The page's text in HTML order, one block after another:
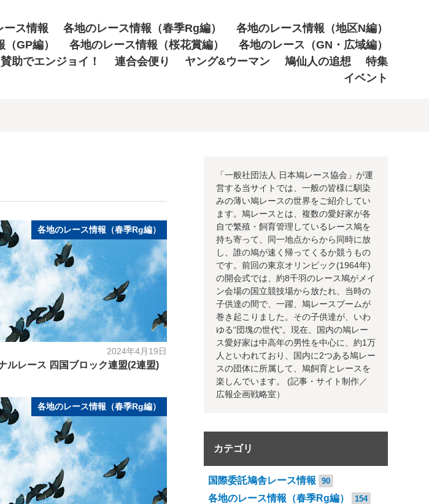
ース情報 各地のレース情報（春季Rg編）
各地のレース情報（地区N編）
GP編）
各地のレース情報（桜花賞編）
各地のレース（GN・広域編）
賛助でエンジョイ！ 連合会便り ヤング&ウーマン 鳩仙人の追想
特集
イベント
各地のレース情報（春季Rg編）
2024年4月19日
ルレース 四国ブロック連盟(2連盟)
各地のレース情報（春季Rg編）
「一般社団法人 日本鳩レース協会」が運
営する当サイトでは、一般の皆様に馴染
みの薄い鳩レースの世界をご紹介してい
ます。鳩レースとは、複数の愛好家が各
自で繁殖・飼育管理しているレース鳩を
持ち寄って、同一地点からから同時に放
し、誰の鳩が速く帰ってくるか競うもの
です。前回の東京オリンピック(1964年)
の開会式では、約8千羽のレース鳩がメイ
ン会場の国立競技場から放たれ、当時の
子供達の間で、一躍、鳩レースブームが
巻き起こりました。その子供達が、いわ
ゆる“団塊の世代”。現在、国内の鳩レー
ス愛好家は中高年の男性を中心に、約1万
人といわれており、国内に2つある鳩レー
スの団体に所属して、鳩飼育とレースを
楽しんでいます。 (記事・サイト制作／
広報企画戦略室）
カテゴリ
国際委託鳩舎レース情報 90
各地のレース情報（春季Rg編） 154